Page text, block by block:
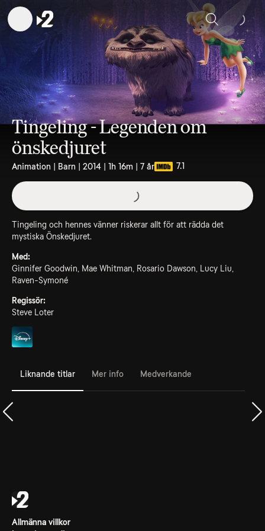
Sök
Tingeling - Legenden om
önskedjuret
Animation | Barn | 2014 | 1h 16m | 7 år 7.1
Tingeling och hennes vänner riskerar allt för att rädda det
mystiska Önskedjuret.
Med:
Ginnifer Goodwin, Mae Whitman, Rosario Dawson, Lucy Liu,
Raven-Symoné
Regissör:
Steve Loter
Liknande titlar Mer info Medverkande
Allmänna villkor